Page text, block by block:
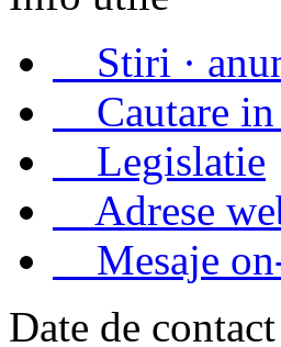
Stiri ·
Cautare
Legislatie
Adrese
Mesaje
Date de contact